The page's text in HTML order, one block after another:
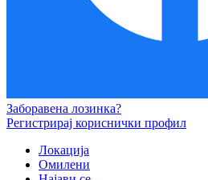
Заборавена лозинка?
Регистрирај кориснички профил
Локација
Омилени